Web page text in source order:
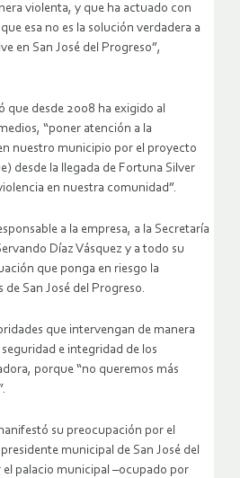
violenta, y que ha actuado con
esa no es la solución verdadera a
en San José del Progreso”,
que desde 2008 ha exigido al
“poner atención a la
nuestro municipio por el proyecto
desde la llegada de Fortuna Silver
en nuestra comunidad”.
a la empresa, a la Secretaría
Díaz Vásquez y a todo su
que ponga en riesgo la
San José del Progreso.
que intervengan de manera
e integridad de los
porque “no queremos más
su preocupación por el
municipal de San José del
el palacio municipal –ocupado por